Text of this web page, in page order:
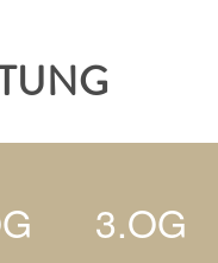
3.OG